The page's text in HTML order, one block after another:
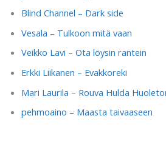
Blind Channel – Dark side
Vesala – Tulkoon mitä vaan
Veikko Lavi – Ota löysin rantein
Erkki Liikanen – Evakkoreki
Mari Laurila – Rouva Hulda
pehmoaino – Maasta taivaaseen